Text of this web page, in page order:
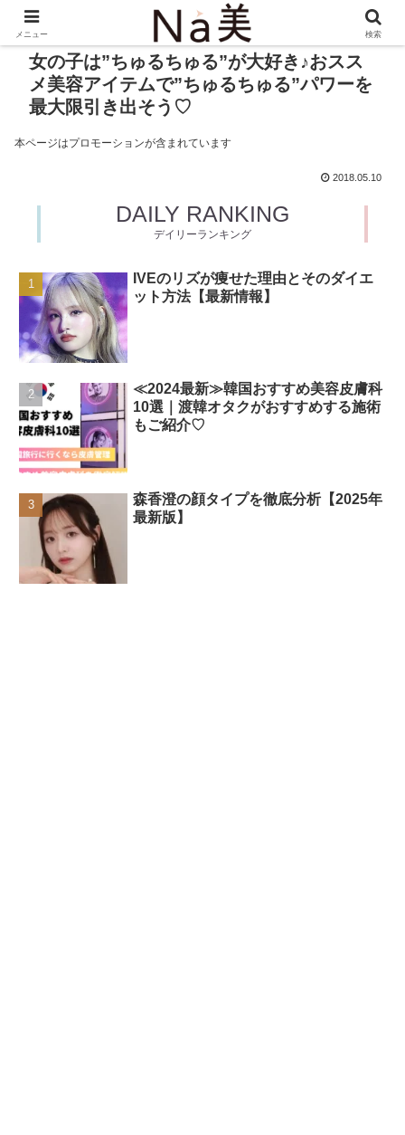
女の子は”ちゅるちゅる”が大好き♪おスス
メ美容アイテムで”ちゅるちゅる”パワーを
最大限引き出そう♡
本ページはプロモーションが含まれています
2018.05.10
DAILY RANKING
デイリーランキング
IVEのリズが痩せた理由とそのダイエ
ット方法【最新情報】
≪2024最新≫韓国おすすめ美容皮膚科
10選｜渡韓オタクがおすすめする施術
もご紹介♡
森香澄の顔タイプを徹底分析【2025年
最新版】
メニュー 検索